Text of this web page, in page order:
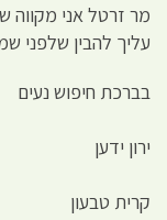
מר זרטל אני מקווה
עליך להבין שלפני
בברכת חיפוש נעים
ירון ידען
קרית טבעון